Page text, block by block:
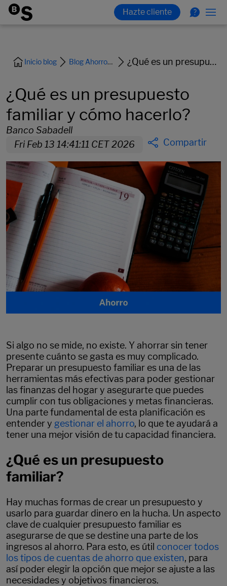
Inicio blog Blog Ahorro-Inversion-Jubilacion ¿Qué es un presupuesto familiar y cómo hacerlo?
¿Qué es un presupuesto
familiar y cómo hacerlo?
Banco Sabadell
Fri Feb 13 14:41:11 CET 2026
Compartir
Si algo no se mide, no existe. Y ahorrar sin tener
presente cuánto se gasta es muy complicado.
Preparar un presupuesto familiar es una de las
herramientas más efectivas para poder gestionar
las finanzas del hogar y asegurarte que puedes
cumplir con tus obligaciones y metas financieras.
Una parte fundamental de esta planificación es
entender y gestionar el ahorro, lo que te ayudará a
tener una mejor visión de tu capacidad financiera.
¿Qué es un presupuesto
familiar?
Hay muchas formas de crear un presupuesto y
usarlo para guardar dinero en la hucha. Un aspecto
clave de cualquier presupuesto familiar es
asegurarse de que se destine una parte de los
ingresos al ahorro. Para esto, es útil conocer todos
los tipos de cuentas de ahorro que existen, para
así poder elegir la opción que mejor se ajuste a las
necesidades y objetivos financieros.